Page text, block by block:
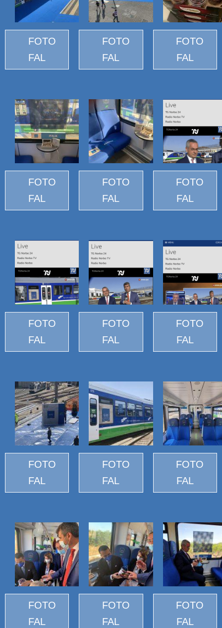
FOTO
FAL
FOTO
FAL
FOTO
FAL
FOTO
FAL
FOTO
FAL
FOTO
FAL
FOTO
FAL
FOTO
FAL
FOTO
FAL
FOTO
FAL
FOTO
FAL
FOTO
FAL
FOTO
FAL
FOTO
FAL
FOTO
FAL